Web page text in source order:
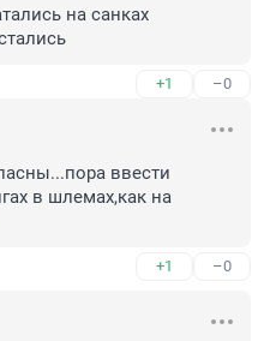
на санках
+1 –0
ввести
в шлемах,как на
+1 –0